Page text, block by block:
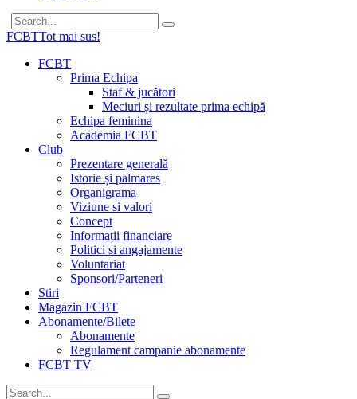
FCBTTot mai sus!
FCBT
Prima Echipa
Staf & jucători
Meciuri și rezultate prima echipă
Echipa feminina
Academia FCBT
Club
Prezentare generală
Istorie și palmares
Organigrama
Viziune si valori
Concept
Informații financiare
Politici si angajamente
Voluntariat
Sponsori/Parteneri
Stiri
Magazin FCBT
Abonamente/Bilete
Abonamente
Regulament campanie abonamente
FCBT TV